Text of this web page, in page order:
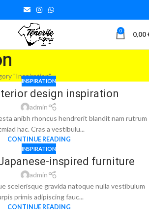
0 0,00
"Inspiration"
INSPIRATION
design inspiration
admin
anibh rhoncus hendrerit blandit nam rutrum
hac. Cras a vestibulu...
CONTINUE READING
INSPIRATION
inspired furniture
admin
scelerisque gravida natoque nulla vestibulum
primis adipiscing fauc...
CONTINUE READING